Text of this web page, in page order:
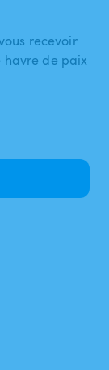
recevoir
havre de paix